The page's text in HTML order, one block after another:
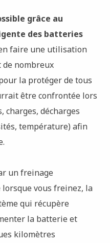
grâce au
des batteries
faire une utilisation
nombreux
la protéger de tous
être confrontée lors
charges, décharges
température) afin
un freinage
lorsque vous freinez, la
qui récupère
la batterie et
kilomètres